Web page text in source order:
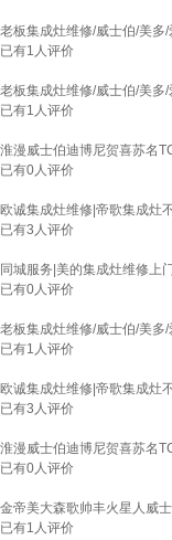
老板集成灶维修/威士伯/美多
已有1 人评价
老板集成灶维修/威士伯/美多
已有1 人评价
淮漫威士伯迪博尼贺喜苏名
已有0人评价
欧诚集成灶维修|帝歌集成灶
已有3 人评价
同城服务|美的集成灶维修上
已有0人评价
老板集成灶维修/威士伯/美多
已有1 人评价
欧诚集成灶维修|帝歌集成灶
已有3 人评价
淮漫威士伯迪博尼贺喜苏名
已有0人评价
金帝美大森歌帅丰火星人威
已有1 人评价